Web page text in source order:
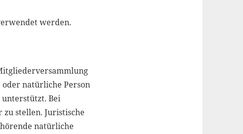
werden.
natürliche Person
unterstützt. Bei
stellen. Juristische
natürliche